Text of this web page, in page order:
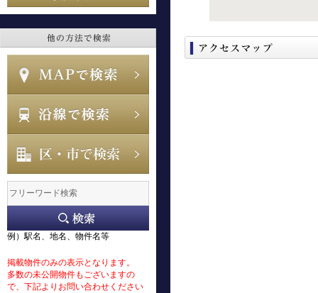
例）駅名、地名、物件名等
掲載物件のみの表示となります。
多数の未公開物件もございますの
で、下記よりお問い合わせください